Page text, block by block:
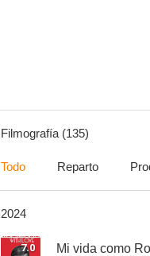
Filmografía (135)
Todo Reparto
2024
7.0 Mi vida como